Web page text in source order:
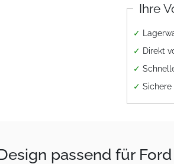
Ihre
✓
✓ Direkt
✓
✓
passend für